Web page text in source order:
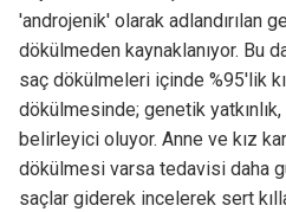
'androjenik' olarak adlandırılan
dökülmeden kaynaklanıyor. Bu
saç dökülmeleri içinde %95'lik
dökülmesinde; genetik
belirleyici oluyor. Anne ve kız
dökülmesi varsa tedavisi daha
saçlar giderek incelerek sert